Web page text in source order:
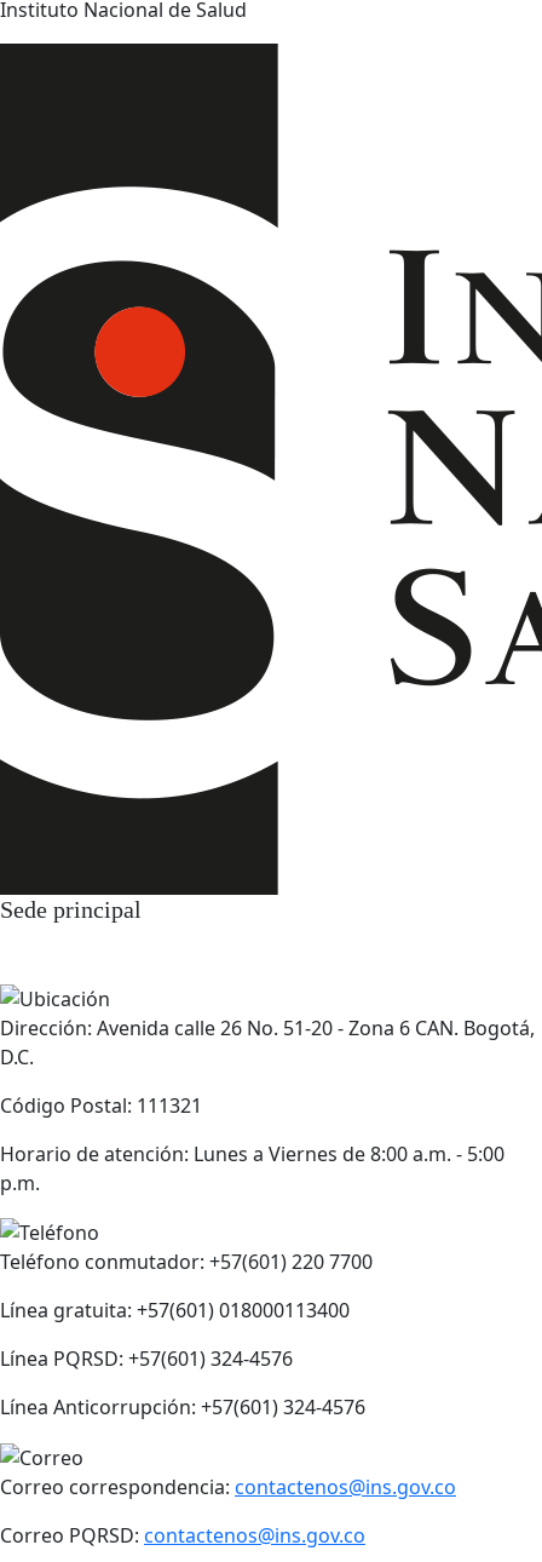
Instituto Nacional de Salud
Sede principal
Dirección: Avenida calle 26 No. 51-20 - Zona 6 CAN. Bogotá,
D.C.
Código Postal: 111321
Horario de atención: Lunes a Viernes de 8:00 a.m. - 5:00
p.m.
Teléfono conmutador: +57(601) 220 7700
Línea gratuita: +57(601) 018000113400
Línea PQRSD: +57(601) 324-4576
Línea Anticorrupción: +57(601) 324-4576
Correo correspondencia: contactenos@ins.gov.co
Correo PQRSD: contactenos@ins.gov.co